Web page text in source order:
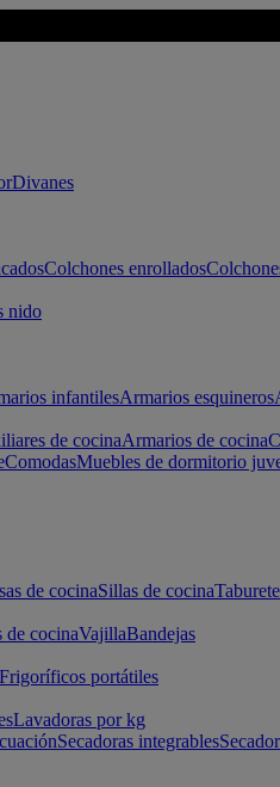
Divanes
Colchones enrollados
nido
infantilesArmarios esquineros
de cocinaArmarios de cocina
ComodasMuebles de dormitorio
de cocinaSillas de cocina
de cocinaVajillaBandejas
Frigoríficos portátiles
Lavadoras por kg
Secadoras integrables